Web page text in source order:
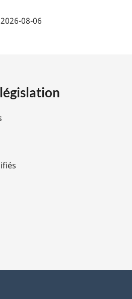
2026-08-06